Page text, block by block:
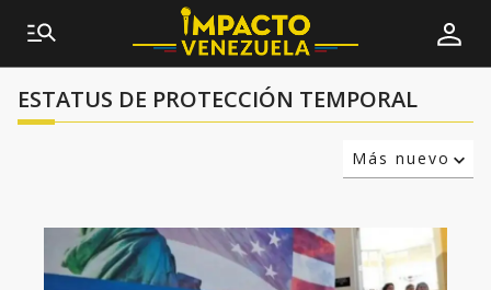
ESTATUS DE PROTECCIÓN TEMPORAL
Más nuevo